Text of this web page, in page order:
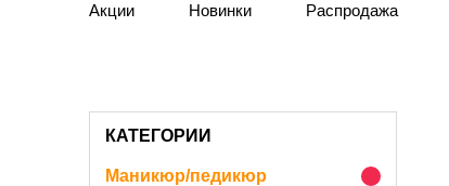
Акции Новинки Распродажа
КАТЕГОРИИ
Маникюр/педикюр